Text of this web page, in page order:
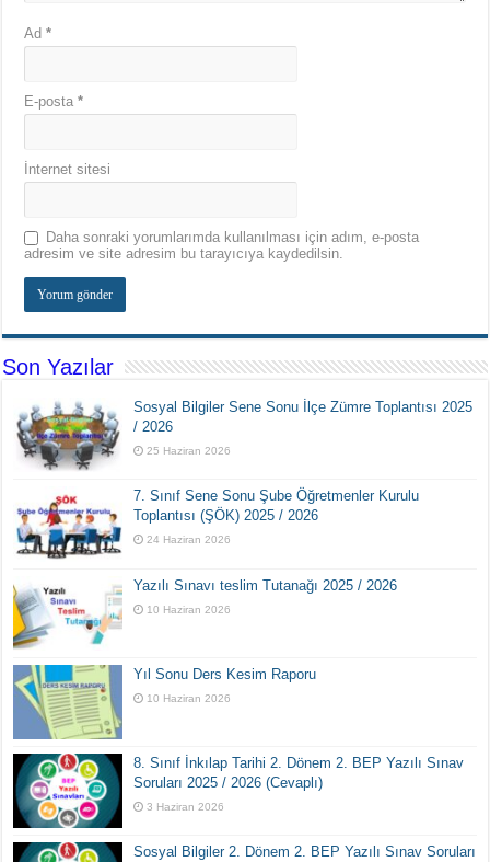
Ad*
E-posta*
İnternet sitesi
Daha sonraki yorumlarımda kullanılması için adım, e-posta
adresim ve site adresim bu tarayıcıya kaydedilsin.
Son Yazılar
Sosyal Bilgiler Sene Sonu İlçe Zümre Toplantısı 2025
/ 2026
25 Haziran 2026
7. Sınıf Sene Sonu Şube Öğretmenler Kurulu
Toplantısı (ŞÖK) 2025 / 2026
24 Haziran 2026
Yazılı Sınavı teslim Tutanağı 2025 / 2026
10 Haziran 2026
Yıl Sonu Ders Kesim Raporu
10 Haziran 2026
8. Sınıf İnkılap Tarihi 2. Dönem 2. BEP Yazılı Sınav
Soruları 2025 / 2026 (Cevaplı)
3 Haziran 2026
Sosyal Bilgiler 2. Dönem 2. BEP Yazılı Sınav Soruları